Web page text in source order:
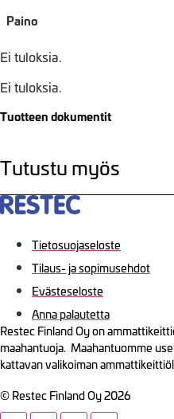
Paino
Ei tuloksia.
Ei tuloksia.
Tuotteen dokumentit
Tutustu myös
Tietosuojaseloste
Tilaus- ja sopimusehdot
Evästeseloste
Anna palautetta
Restec Finland Oy on
maahantuoja. Maahantuomme
kattavan valikoiman
© Restec Finland Oy 2026